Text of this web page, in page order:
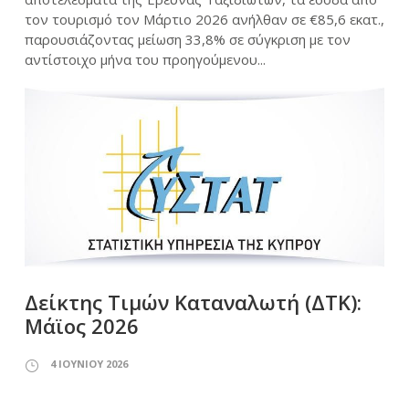
τον τουρισμό τον Μάρτιο 2026 ανήλθαν σε €85,6 εκατ.,
παρουσιάζοντας μείωση 33,8% σε σύγκριση με τον
αντίστοιχο μήνα του προηγούμενου...
Δείκτης Τιμών Καταναλωτή (ΔΤΚ):
Μάϊος 2026
4 ΙΟΥΝΊΟΥ 2026